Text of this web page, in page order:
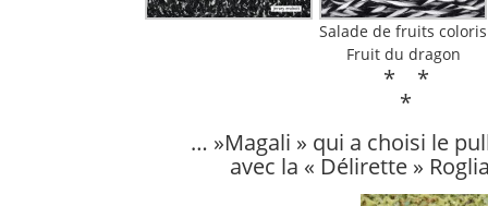
Salade de fruits coloris
Fruit du dragon
* *
*
… »Magali » qui a choisi le
avec la « Délirette »